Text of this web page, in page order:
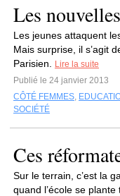
Les
Les jeunes attaquent
Mais surprise, il s’agit
Parisien.
Lire la suite
Publié le 24 janvier 2013
CÔTÉ FEMMES,
SOCIÉTÉ
Ces
Sur le terrain, c’est la
quand l’école se